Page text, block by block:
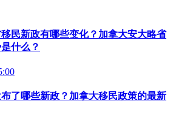
民新政有哪些变化？加拿大安大略省
什么？
了哪些新政？加拿大移民政策的最新